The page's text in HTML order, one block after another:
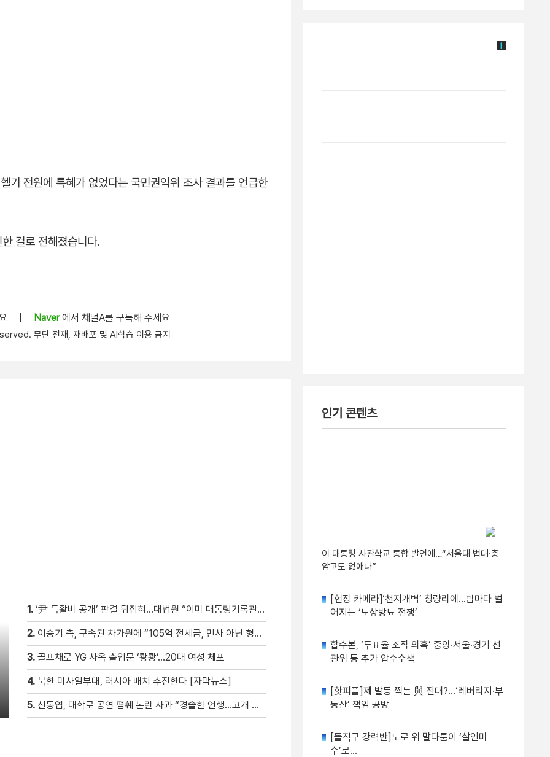
기 전원에 특혜가 없었다는 국민권익위 조사 결과를 언급한
걸로 전해졌습니다.
Naver에서 채널A를 구독해 주세요
무단 전재, 재배포 및 AI학습 이용 금지
1. ‘尹 특활비 공개’ 판결 뒤집혀…대법원 “이미 대통령기록관 이관”
2. 이승기 측, 구속된 차가원에 “105억 전세금, 민사 아닌 형사 범죄…엄벌 원해” [자막뉴스]
3. 골프채로 YG 사옥 출입문 ‘쾅쾅’…20대 여성 체포
4. 북한 미사일부대, 러시아 배치 추진한다 [자막뉴스]
5. 신동엽, 대학로 공연 폄훼 논란 사과 “경솔한 언행…고개 숙여 사과”
인기 콘텐츠
이 대통령 사관학교 통합 발언에…“서울대 법대·충
암고도 없애나”
[현장 카메라]‘천지개벽’ 청량리에…밤마다 벌
어지는 ‘노상방뇨 전쟁’
합수본, ‘투표율 조작 의혹’ 중앙·서울·경기 선
관위 등 추가 압수수색
[핫피플]제 발등 찍는 與 전대?…‘레버리지·부
동산’ 책임 공방
[돌직구 강력반]도로 위 말다툼이 ‘살인미
수’로…